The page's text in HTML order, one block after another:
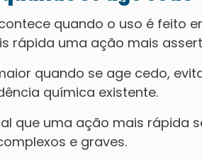
quando o uso é feito
rápida uma ação mais
quando se age cedo,
química existente.
que uma ação mais rápida
e graves.